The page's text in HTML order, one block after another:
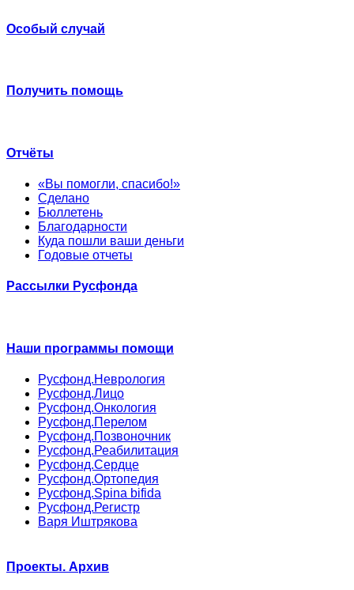
Особый случай
Получить помощь
Отчёты
«Вы помогли, спасибо!»
Сделано
Бюллетень
Благодарности
Куда пошли ваши деньги
Годовые отчеты
Рассылки Русфонда
Наши программы помощи
Русфонд.Неврология
Русфонд.Лицо
Русфонд.Онкология
Русфонд.Перелом
Русфонд.Позвоночник
Русфонд.Реабилитация
Русфонд.Сердце
Русфонд.Ортопедия
Русфонд.Spina bifida
Русфонд.Регистр
Варя Иштрякова
Проекты. Архив